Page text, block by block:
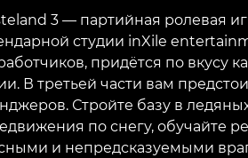
3 — партийная ролевая
студии inXile
придётся по вкусу
В третьей части вам
Стройте базу в
по снегу, обучайте
и непредсказуемыми